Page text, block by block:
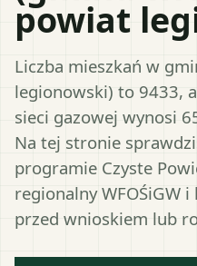
powiat
Liczba mieszkań w
legionowski) to 9433,
sieci gazowej wynosi
Na tej stronie
programie Czyste
regionalny WFOŚiGW
przed wnioskiem lub